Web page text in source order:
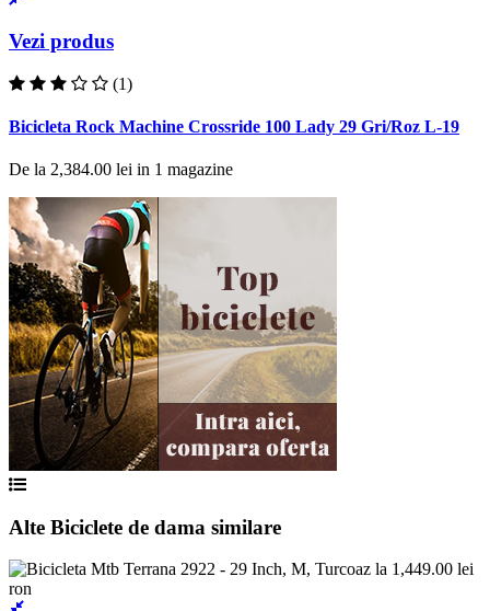
Vezi produs
(1)
Bicicleta Rock Machine Crossride 100 Lady 29 Gri/Roz L-19
De la 2,384.00 lei in 1 magazine
Alte Biciclete de dama similare